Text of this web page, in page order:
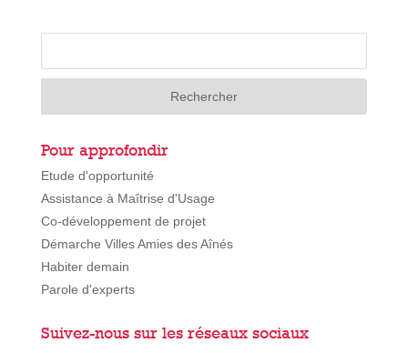
Pour approfondir
Etude d'opportunité
Assistance à Maîtrise d'Usage
Co-développement de projet
Démarche Villes Amies des Aînés
Habiter demain
Parole d'experts
Suivez-nous sur les réseaux sociaux